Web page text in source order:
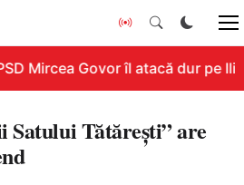
Mircea Govor îl atacă dur pe
Satului Tătărești” are